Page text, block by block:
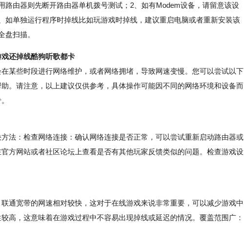
由器则先断开路由器单机拨号测试；2、如有Modem设备，请留意该设
如单独运行程序时掉线比如玩游戏时掉线，建议重启电脑或者重新安装该
盘扫描。
还掉线酷狗听歌都卡
些时段进行网络维护，或者网络拥堵，导致网速变慢。您可以尝试以下
。请注意，以上建议仅供参考，具体操作可能因不同的网络环境和设备而
：检查网络连接：确认网络连接是否正常，可以尝试重新启动路由器或
方网站或者社区论坛上查看是否有其他玩家反馈类似的问题。检查游戏设
宽带的网速相对较快，这对于在线游戏来说非常重要，可以减少游戏中
高，这意味着在游戏过程中不容易出现掉线或延迟的情况。覆盖范围广：